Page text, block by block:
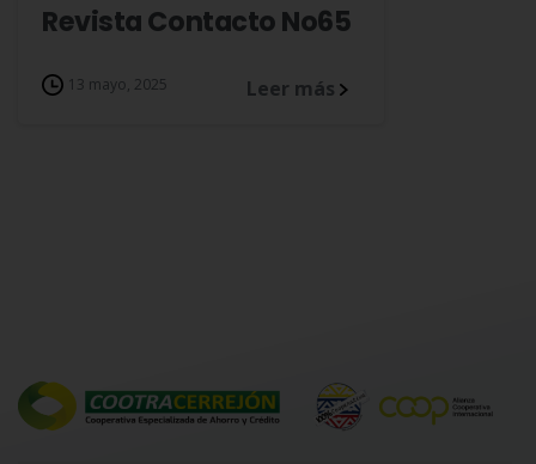
Revista Contacto No65
13 mayo, 2025 Leer más